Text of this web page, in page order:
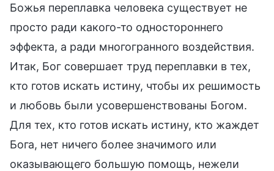
Божья переплавка человека существует не
просто ради какого-то одностороннего
эффекта, а ради многогранного воздействия.
Итак, Бог совершает труд переплавки в тех,
кто готов искать истину, чтобы их решимость
и любовь были усовершенствованы Богом.
Для тех, кто готов искать истину, кто жаждет
Бога, нет ничего более значимого или
оказывающего большую помощь, нежели